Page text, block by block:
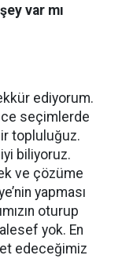
var mı
ediyorum.
seçimlerde
topluluğuz.
biliyoruz.
ve çözüme
yapması
oturup
yok. En
edeceğimiz